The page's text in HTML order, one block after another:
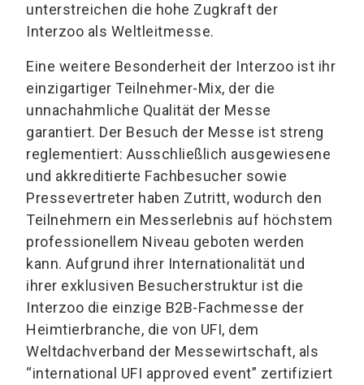
unterstreichen die hohe Zugkraft der
Interzoo als Weltleitmesse.
Eine weitere Besonderheit der Interzoo ist ihr
einzigartiger Teilnehmer-Mix, der die
unnachahmliche Qualität der Messe
garantiert. Der Besuch der Messe ist streng
reglementiert: Ausschließlich ausgewiesene
und akkreditierte Fachbesucher sowie
Pressevertreter haben Zutritt, wodurch den
Teilnehmern ein Messerlebnis auf höchstem
professionellem Niveau geboten werden
kann. Aufgrund ihrer Internationalität und
ihrer exklusiven Besucherstruktur ist die
Interzoo die einzige B2B-Fachmesse der
Heimtierbranche, die von UFI, dem
Weltdachverband der Messewirtschaft, als
“international UFI approved event” zertifiziert